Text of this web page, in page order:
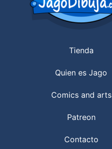
Tienda
Quien es Jago
Comics and arts
Patreon
Contacto